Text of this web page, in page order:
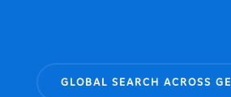
GLOBAL SEARCH ACROSS GE